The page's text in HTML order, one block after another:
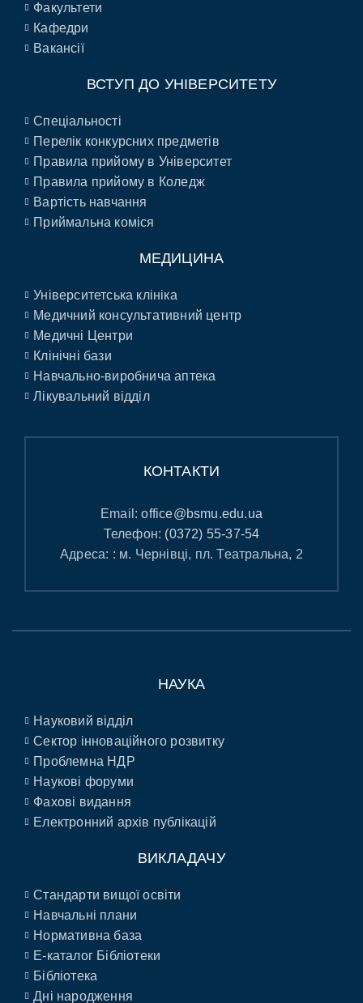
Факультети
Кафедри
Вакансії
ВСТУП ДО УНІВЕРСИТЕТУ
Спеціальності
Перелік конкурсних предметів
Правила прийому в Університет
Правила прийому в Коледж
Вартість навчання
Приймальна коміся
МЕДИЦИНА
Університетська клініка
Медичний консультативний центр
Медичні Центри
Клінічні бази
Навчально-виробнича аптека
Лікувальний відділ
КОНТАКТИ
Email:office@bsmu.edu.ua
Телефон: (0372) 55-37-54
Адреса: : м. Чернівці, пл. Театральна, 2
НАУКА
Науковий відділ
Сектор інноваційного розвитку
Проблемна НДР
Наукові форуми
Фахові видання
Електронний архів публікацій
ВИКЛАДАЧУ
Стандарти вищої освіти
Навчальні плани
Нормативна база
E-каталог Бібліотеки
Бібліотека
Дні народження